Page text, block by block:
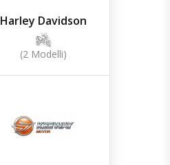
Harley Davidson
(2 Modelli)